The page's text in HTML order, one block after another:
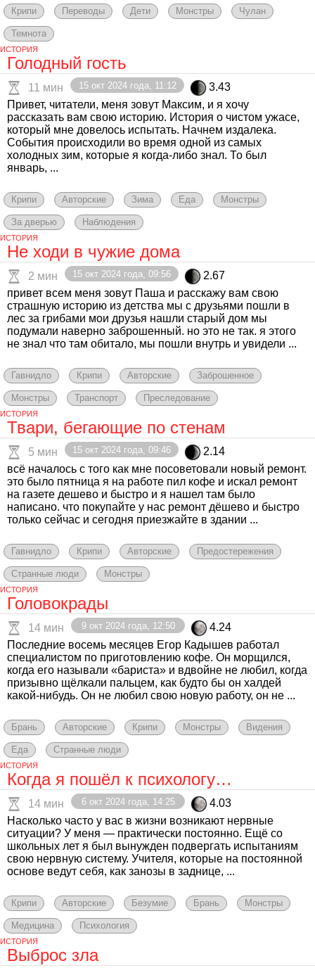
Крипи Переводы Дети Монстры Чулан
Темнота
ИСТОРИЯ
Голодный гость
11 мин 15 окт 2024 года, 11:12
3.43
Привет, читатели, меня зовут Максим, и я хочу
рассказать вам свою историю. История о чистом ужасе,
который мне довелось испытать. Начнем издалека.
События происходили во время одной из самых
холодных зим, которые я когда-либо знал. То был
январь, ...
Крипи Авторские Зима Еда Монстры
За дверью Наблюдения
ИСТОРИЯ
Не ходи в чужие дома
2 мин 15 окт 2024 года, 09:56
2.67
привет всем меня зовут Паша и расскажу вам свою
страшную историю из детства мы с друзьями пошли в
лес за грибами мои друзья нашли старый дом мы
подумали наверно заброшенный. но это не так. я этого
не знал что там обитало, мы пошли внутрь и увидели ...
Гавнидло Крипи Авторские Заброшенное
Монстры Транспорт Преследование
ИСТОРИЯ
Твари, бегающие по стенам
5 мин 15 окт 2024 года, 09:46
2.14
всё началось с того как мне посоветовали новый ремонт.
это было пятница я на работе пил кофе и искал ремонт
на газете дешево и быстро и я нашел там было
написано. что покупайте у нас ремонт дёшево и быстро
только сейчас и сегодня приезжайте в здании ...
Гавнидло Крипи Авторские Предостережения
Странные люди Монстры
ИСТОРИЯ
Головокрады
14 мин 9 окт 2024 года, 12:50
4.24
Последние восемь месяцев Егор Кадышев работал
специалистом по приготовлению кофе. Он морщился,
когда его называли «бариста» и вдвойне не любил, когда
призывно щёлкали пальцем, как будто бы он халдей
какой-нибудь. Он не любил свою новую работу, он не ...
Брань Авторские Крипи Монстры Видения
Еда Странные люди
ИСТОРИЯ
Когда я пошёл к психологу…
14 мин 6 окт 2024 года, 14:25
4.03
Насколько часто у вас в жизни возникают нервные
ситуации? У меня — практически постоянно. Ещё со
школьных лет я был вынужден подвергать испытаниям
свою нервную систему. Учителя, которые на постоянной
основе ведут себя, как занозы в заднице, ...
Крипи Авторские Безумие Брань Монстры
Медицина Психология
ИСТОРИЯ
Выброс зла